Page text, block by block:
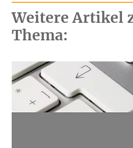
Weitere Artikel
Thema: